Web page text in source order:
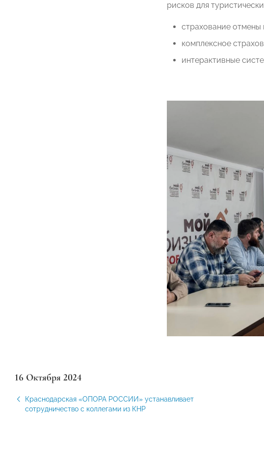
рисков для
страхование отмены
комплексное
интерактивные
16 Октября 2024
Краснодарская «ОПОРА РОССИИ» устанавливает
сотрудничество с коллегами из КНР